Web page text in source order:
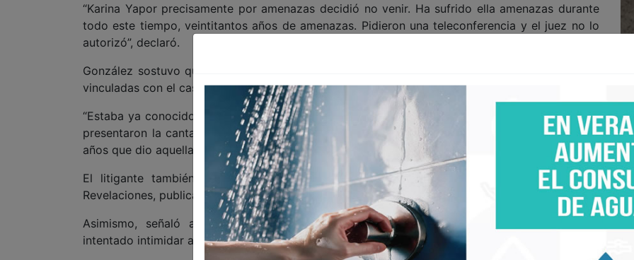
“Karina Yapor precisamente por amenazas decidió no venir. Ha sufrido ella amenazas durante
todo este tiempo, veintitantos años de amenazas. Pidieron una teleconferencia y el juez no lo
autorizó”, declaró.
González sostuvo que durante la diligencia realizada en Dallas estuvieron presentes personas
vinculadas con el caso y que, desde su perspectiva, buscaban intimidar a la testigo.
“Estaba ya conocido que iba a haber una deposition de ella en Dallas, Texas. A la audiencia se
presentaron la cantante y la corista pensando que Karina Yapor era la misma niña de 12 o 17
años que dio aquellas entrevistas y que se iba a amedrentar”, afirmó.
El litigante también señaló que durante la declaración se abordó el contenido del libro
Revelaciones, publicado por Karina Yapor en 2002, donde relata su versión de los hechos.
Asimismo, señaló a Armando Gómez, esposo de Gloria Trevi, de supuestamente haber
intentado intimidar a su representada durante la diligencia.